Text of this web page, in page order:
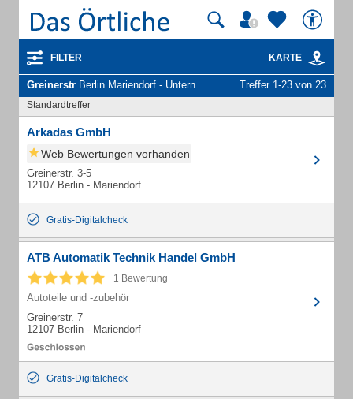
FILTER KARTE
Greinerstr Berlin Mariendorf - Unternehmen und Personen Treffer 1-23 von 23
Standardtreffer
Arkadas GmbH
Web Bewertungen vorhanden
Greinerstr. 3-5
12107 Berlin - Mariendorf
Gratis-Digitalcheck
ATB Automatik Technik Handel GmbH
1 Bewertung
Autoteile und -zubehör
Greinerstr. 7
12107 Berlin - Mariendorf
Gratis-Digitalcheck